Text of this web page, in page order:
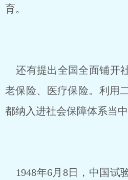
育。
还有提出全国全面铺开
老保险、医疗保险。利用
都纳入进社会保障体系当中
1948年6月8日，中国试